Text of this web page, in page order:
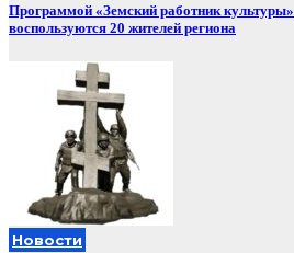
Программой «Земский работник культуры»
воспользуются 20 жителей региона
Новости